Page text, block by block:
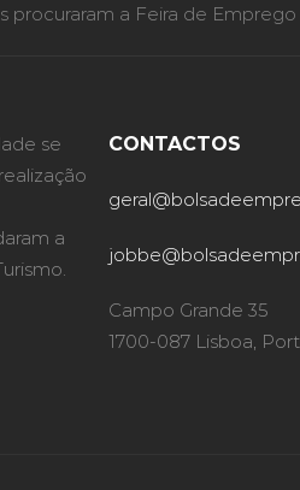
procuraram a Feira de
se
a
CONTACTOS
Campo Grande 35
1700-087 Lisboa,